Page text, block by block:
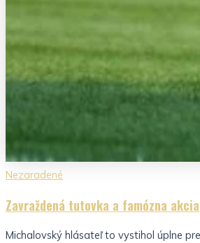
Nezaradené
Zavraždená tutovka a famózna akcia
Michalovský hlásateľ to vystihol úplne